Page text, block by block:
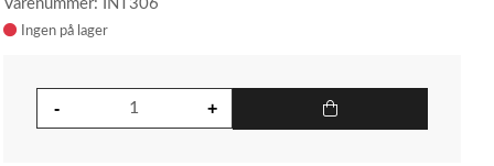
Varenummer: INT306
Ingen på lager